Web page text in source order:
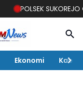
POLSEK SUKOREJO
Ekonomi Kabar